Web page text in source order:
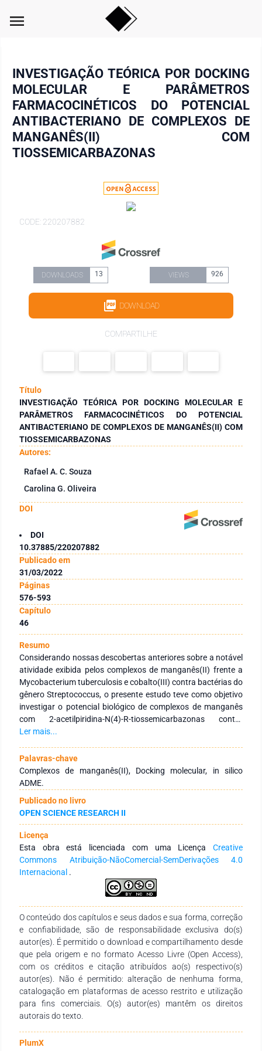
menu
INVESTIGAÇÃO TEÓRICA POR DOCKING
MOLECULAR E PARÂMETROS
FARMACOCINÉTICOS DO POTENCIAL
ANTIBACTERIANO DE COMPLEXOS DE
MANGANÊS(II) COM
TIOSSEMICARBAZONAS
CODE: 220207882
DOWNLOADS 13 VIEWS 926
DOWNLOAD
COMPARTILHE
Título
INVESTIGAÇÃO TEÓRICA POR DOCKING MOLECULAR E
PARÂMETROS FARMACOCINÉTICOS DO POTENCIAL
ANTIBACTERIANO DE COMPLEXOS DE MANGANÊS(II) COM
TIOSSEMICARBAZONAS
Autores:
Rafael A. C. Souza
Carolina G. Oliveira
DOI
DOI
10.37885/220207882
Publicado em
31/03/2022
Páginas
576-593
Capítulo
46
Resumo
Considerando nossas descobertas anteriores sobre a notável
atividade exibida pelos complexos de manganês(II) frente a
Mycobacterium tuberculosis e cobalto(III) contra bactérias do
gênero Streptococcus, o presente estudo teve como objetivo
investigar o potencial biológico de complexos de manganês
com 2-acetilpiridina-N(4)-R-tiossemicarbazonas contra
bactérias bucais S. mutans, S. mitis e S. sanguinis utilizando o
farmacocinéticos de absorção, distribuição, metabolismo e
excreção (ADME). Os estudos de docking molecular foram
realizados com as estruturas cristalinas das enzimas das
bactérias mencionadas acima e os resultados mostraram
valores de ΔG altamente exotérmicos que revelam boa
orientação e afinidade de ligação com o sítio ativo. Foi
notável que a coordenação dos precursores Hatc-R ao Mn(II)
foi capaz de melhorar o potencial biológico teórico das
atividades antibacteriana quando comparados com os
ligantes livres. Além disso, o complexo [Mn(atc-Ph)2]
apresentou as melhores energias de ligação entre todos os
compostos testados para as bactérias S. mutans e S.
mitis. Os resultados do estudo in silico dos parâmetros
farmacocinéticos de ADME dos complexos mostraram que
todos apresentam características apropriadas para serem
utilizadas por via oral. Além disso, os compostos [Mn(atc-
Me)], [Mn(atc-Et)] e [Mn(atc-Mf)] apresentam alta absorção
intestinal humana (HIA), e nenhum dos compostos são
capazes de atravessar a barreira hematoencefálica (BBB) e
inibir as isoenzimas CYP2D6 e CYP3A4 pertencentes ao
sistema CYP450.
Ler mais...
Palavras-chave
Complexos de manganês(II), Docking molecular, in silico
ADME.
Publicado no livro
OPEN SCIENCE RESEARCH II
Licença
Esta obra está licenciada com uma Licença Creative
Commons Atribuição-NãoComercial-SemDerivações 4.0
Internacional .
O conteúdo dos capítulos e seus dados e sua forma, correção
e confiabilidade, são de responsabilidade exclusiva do(s)
autor(es). É permitido o download e compartilhamento desde
que pela origem e no formato Acesso Livre (Open Access),
com os créditos e citação atribuídos ao(s) respectivo(s)
autor(es). Não é permitido: alteração de nenhuma forma,
catalogação em plataformas de acesso restrito e utilização
para fins comerciais. O(s) autor(es) mantêm os direitos
autorais do texto.
PlumX